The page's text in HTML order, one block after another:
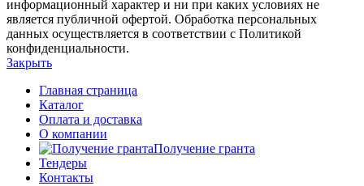
информационный характер и ни при каких условиях не
является публичной офертой. Обработка персональных
данных осуществляется в соответствии с Политикой
конфиденциальности.
Закрыть
Главная страница
Каталог
Оплата и доставка
О компании
Получение гранта
Тендеры
Контакты